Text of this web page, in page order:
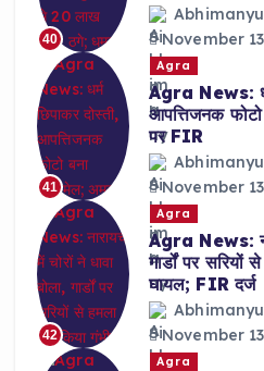
40
November
41
Agra
Agra News:
आपत्तिजनक
पर FIR
November
42
Agra
Agra News:
गार्डों पर
घायल; FIR दर्ज
November
Agra